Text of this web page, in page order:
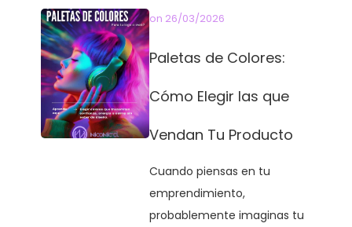
on 26/03/2026
Paletas de Colores:
Cómo Elegir las que
Vendan Tu Producto
Cuando piensas en tu
emprendimiento,
probablemente imaginas tu